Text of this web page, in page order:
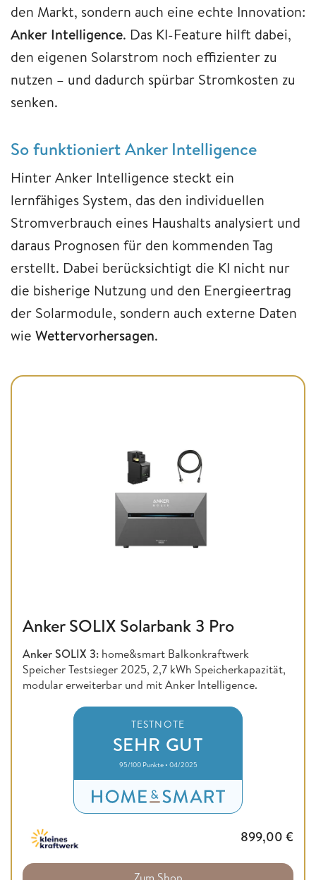
den Markt, sondern auch eine echte Innovation:
Anker Intelligence. Das KI-Feature hilft dabei,
den eigenen Solarstrom noch effizienter zu
nutzen – und dadurch spürbar Stromkosten zu
senken.
So funktioniert Anker Intelligence
Hinter Anker Intelligence steckt ein
lernfähiges System, das den individuellen
Stromverbrauch eines Haushalts analysiert und
daraus Prognosen für den kommenden Tag
erstellt. Dabei berücksichtigt die KI nicht nur
die bisherige Nutzung und den Energieertrag
der Solarmodule, sondern auch externe Daten
wie Wettervorhersagen.
Anker SOLIX Solarbank 3 Pro
Anker SOLIX 3: home&smart Balkonkraftwerk
Speicher Testsieger 2025, 2,7 kWh Speicherkapazität,
modular erweiterbar und mit Anker Intelligence.
TESTNOTE
SEHR GUT
95/100 Punkte • 04/2025
899,00 €